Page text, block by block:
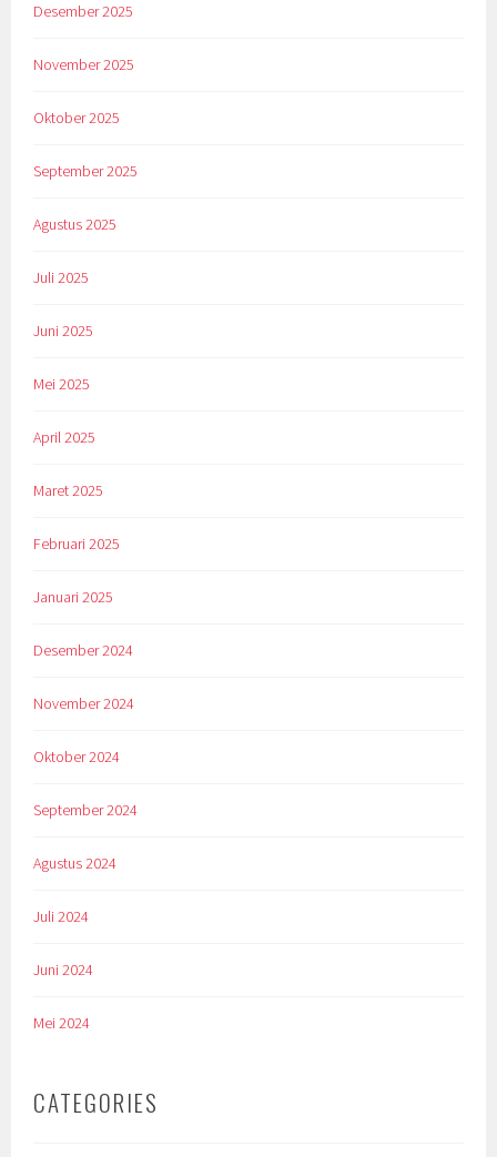
Desember 2025
November 2025
Oktober 2025
September 2025
Agustus 2025
Juli 2025
Juni 2025
Mei 2025
April 2025
Maret 2025
Februari 2025
Januari 2025
Desember 2024
November 2024
Oktober 2024
September 2024
Agustus 2024
Juli 2024
Juni 2024
Mei 2024
CATEGORIES